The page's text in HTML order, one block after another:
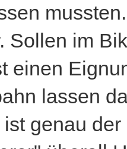
Sollen im
einen
lassen
genau